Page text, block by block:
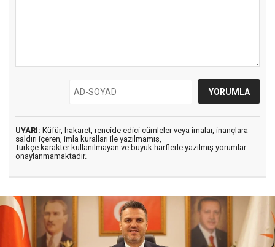
UYARI: Küfür, hakaret, rencide edici cümleler veya imalar, inançlara
saldırı içeren, imla kuralları ile yazılmamış,
Türkçe karakter kullanılmayan ve büyük harflerle yazılmış yorumlar
onaylanmamaktadır.